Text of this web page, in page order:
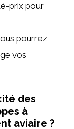
prix pour
pourrez
vos
des
à
aviaire ?